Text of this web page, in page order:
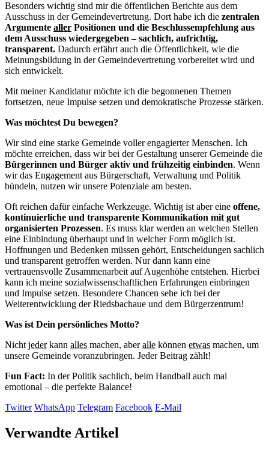
Besonders wichtig sind mir die öffentlichen Berichte aus dem
Ausschuss in der Gemeindevertretung. Dort habe ich die zentralen
Argumente aller Positionen und die Beschlussempfehlung aus
dem Ausschuss wiedergegeben – sachlich, aufrichtig,
transparent. Dadurch erfährt auch die Öffentlichkeit, wie die
Meinungsbildung in der Gemeindevertretung vorbereitet wird und
sich entwickelt.
Mit meiner Kandidatur möchte ich die begonnenen Themen
fortsetzen, neue Impulse setzen und demokratische Prozesse stärken.
Was möchtest Du bewegen?
Wir sind eine starke Gemeinde voller engagierter Menschen. Ich
möchte erreichen, dass wir bei der Gestaltung unserer Gemeinde die
Bürgerinnen und Bürger aktiv und frühzeitig einbinden. Wenn
wir das Engagement aus Bürgerschaft, Verwaltung und Politik
bündeln, nutzen wir unsere Potenziale am besten.
Oft reichen dafür einfache Werkzeuge. Wichtig ist aber eine offene,
kontinuierliche und transparente Kommunikation mit gut
organisierten Prozessen. Es muss klar werden an welchen Stellen
eine Einbindung überhaupt und in welcher Form möglich ist.
Hoffnungen und Bedenken müssen gehört, Entscheidungen sachlich
und transparent getroffen werden. Nur dann kann eine
vertrauensvolle Zusammenarbeit auf Augenhöhe entstehen. Hierbei
kann ich meine sozialwissenschaftlichen Erfahrungen einbringen
und Impulse setzen. Besondere Chancen sehe ich bei der
Weiterentwicklung der Riedsbachaue und dem Bürgerzentrum!
Was ist Dein persönliches Motto?
Nicht jederkann alles machen, aberalle können etwas machen, um
unsere Gemeinde voranzubringen. Jeder Beitrag zählt!
Fun Fact: In der Politik sachlich, beim Handball auch mal
emotional – die perfekte Balance!
Twitter WhatsApp Telegram Facebook E-Mail
Verwandte Artikel